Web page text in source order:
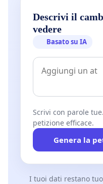
Descrivi il
vedere
Basato su IA
Scrivi con parole
petizione efficace.
Genera la
I tuoi dati restano